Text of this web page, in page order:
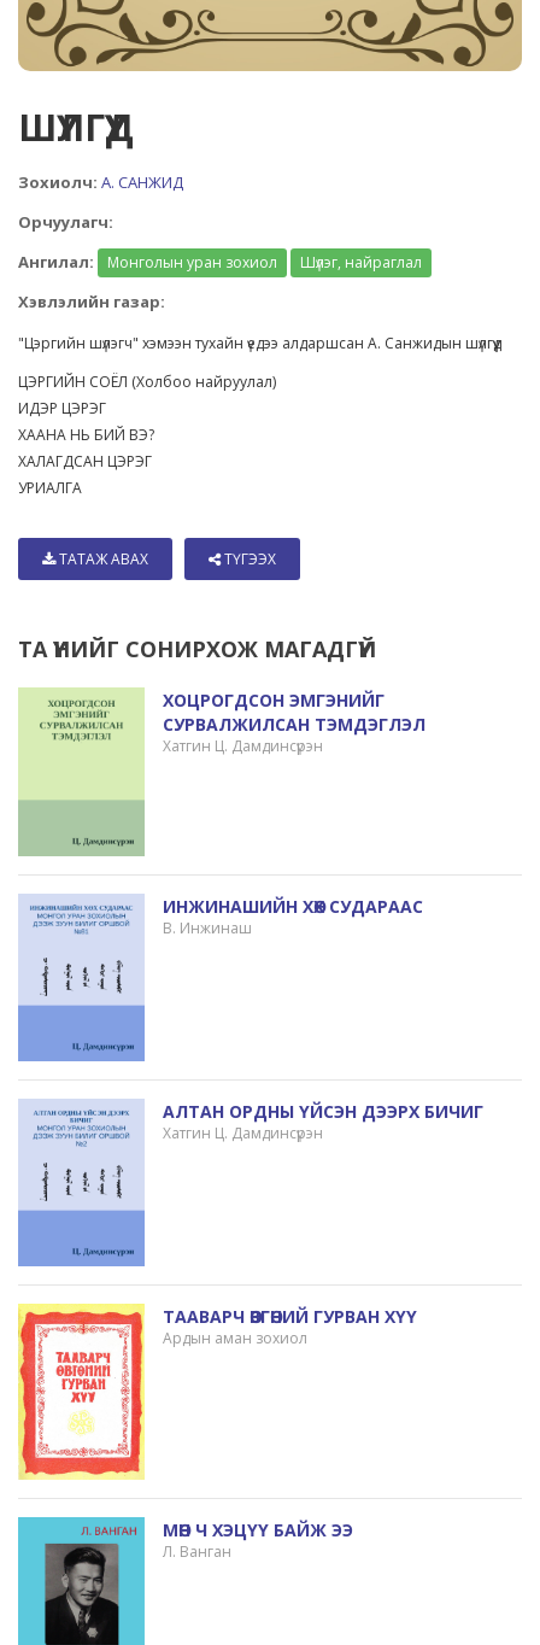
ШҮЛГҮҮД
Зохиолч: А. САНЖИД
Орчуулагч:
Ангилал:
Монголын уран зохиол Шүлэг, найраглал
Хэвлэлийн газар:
"Цэргийн шүлэгч" хэмээн тухайн үедээ алдаршсан А. Санжидын шүлгүүд
ЦЭРГИЙН СОЁЛ (Холбоо найруулал)
ИДЭР ЦЭРЭГ
ХААНА НЬ БИЙ ВЭ?
ХАЛАГДСАН ЦЭРЭГ
УРИАЛГА
ТАТАЖ АВАХ ТҮГЭЭХ
ТА ҮҮНИЙГ СОНИРХОЖ МАГАДГҮЙ
ХОЦРОГДСОН ЭМГЭНИЙГ
СУРВАЛЖИЛСАН ТЭМДЭГЛЭЛ
Хатгин Ц. Дамдинсүрэн
ИНЖИНАШИЙН ХӨХ СУДАРААС
В. Инжинаш
АЛТАН ОРДНЫ ҮЙСЭН ДЭЭРХ БИЧИГ
Хатгин Ц. Дамдинсүрэн
ТААВАРЧ ӨВГӨНИЙ ГУРВАН ХҮҮ
Ардын аман зохиол
МӨН Ч ХЭЦҮҮ БАЙЖ ЭЭ
Л. Ванган